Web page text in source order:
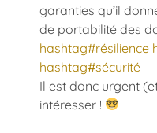
garanties qu’il
de portabilité des
hashtag#résilience
hashtag#sécurité
Il est donc urgent
intéresser !